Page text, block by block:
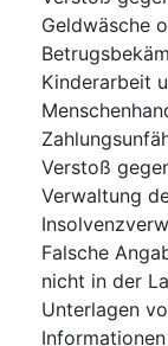
Geldwäsche
Kinderarbeit
Verstoß
Verwaltung
Falsche
nicht in der
Unterlagen